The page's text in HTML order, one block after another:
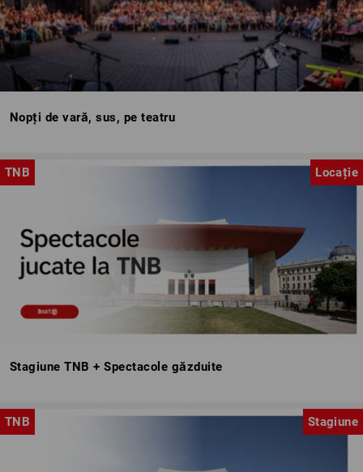
Nopți de vară, sus, pe teatru
TNB Locație
Stagiune TNB + Spectacole găzduite
TNB Stagiune